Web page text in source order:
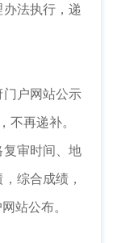
法执行，递
户网站公示
不再递补。
审时间、地
综合成绩，
站公布。